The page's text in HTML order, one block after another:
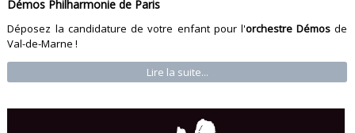
Démos Philharmonie de Paris
Déposez la candidature de votre enfant pour l'orchestre Démos de
Val-de-Marne !
Lire la suite...